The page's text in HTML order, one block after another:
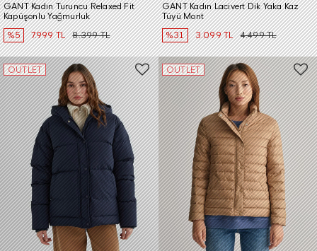
GANT Kadın Turuncu Relaxed Fit
Kapüşonlu Yağmurluk
%5
7.999 TL 8.399 TL
GANT Kadın Lacivert Dik Yaka Kaz
Tüyü Mont
%31
3.099 TL 4.499 TL
OUTLET OUTLET